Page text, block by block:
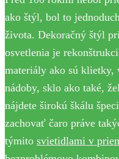
ako štýl, bol to
života. Dekoračný štýl
osvetlenia je
materiály ako sú klietky,
nádoby, sklo ako také,
nájdete širokú škálu
zachovať čaro práve
týmito svietidlami v